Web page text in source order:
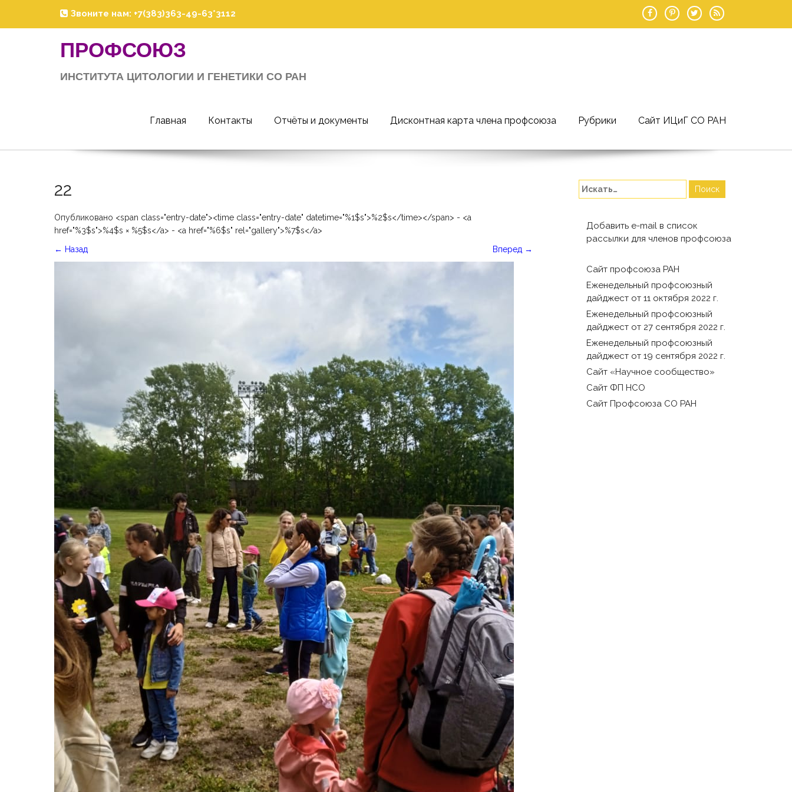
content
Звоните нам: +7(383)363-49-63*3112
ПРОФСОЮЗ
ИНСТИТУТА ЦИТОЛОГИИ И ГЕНЕТИКИ СО РАН
Главная Контакты Отчёты и документы Дисконтная карта члена профсоюза Рубрики Сайт ИЦиГ СО РАН
22
Опубликовано <span class="entry-date"><time class="entry-date" datetime="%1$s">%2$s</time></span> - <a
href="%3$s">%4$s × %5$s</a> - <a href="%6$s" rel="gallery">%7$s</a>
← Назад Вперед →
Добавить e-mail в список
рассылки для членов профсоюза
Сайт профсоюза РАН
Еженедельный профсоюзный
дайджест от 11 октября 2022 г.
Еженедельный профсоюзный
дайджест от 27 сентября 2022 г.
Еженедельный профсоюзный
дайджест от 19 сентября 2022 г.
Сайт «Научное сообщество»
Сайт ФП НСО
Сайт Профсоюза СО РАН